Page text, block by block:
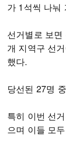
가 1석씩 나눠
선거별로 보
개 지역구 선
했다.
당선된 27명
특히 이번 선
으며 이들 모